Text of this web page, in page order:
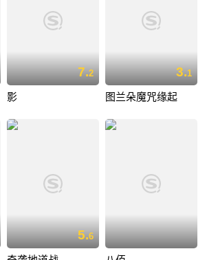
7.2
影
3.1
图兰朵魔咒缘起
5.6